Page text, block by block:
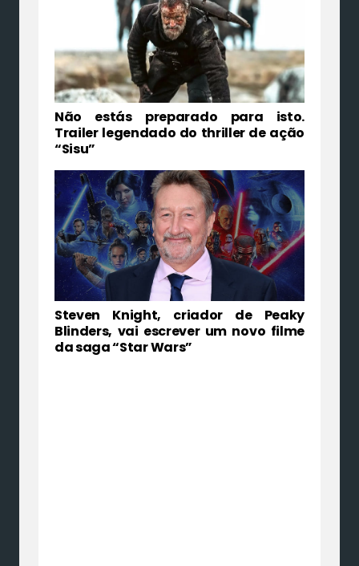
Não estás preparado para isto.
Trailer legendado do thriller de ação
“Sisu”
Steven Knight, criador de Peaky
Blinders, vai escrever um novo filme
da saga “Star Wars”